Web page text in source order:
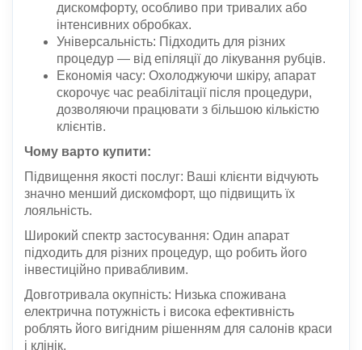
дискомфорту, особливо при тривалих або
інтенсивних обробках.
Універсальність: Підходить для різних
процедур — від епіляції до лікування рубців.
Економія часу: Охолоджуючи шкіру, апарат
скорочує час реабілітації після процедури,
дозволяючи працювати з більшою кількістю
клієнтів.
Чому варто купити:
Підвищення якості послуг: Ваші клієнти відчують
значно менший дискомфорт, що підвищить їх
лояльність.
Широкий спектр застосування: Один апарат
підходить для різних процедур, що робить його
інвестиційно привабливим.
Довготривала окупність: Низька споживана
електрична потужність і висока ефективність
роблять його вигідним рішенням для салонів краси
і клінік.